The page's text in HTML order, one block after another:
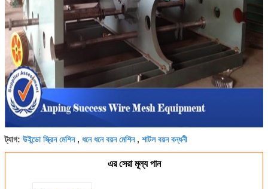
ট্যাগ: উইন্ডো স্ক্রিন মেশিন, ধনে ধনে বয়ন মেশিন, শাটল বয়ন বন্ধনী
এর সেরা মূল্য পান